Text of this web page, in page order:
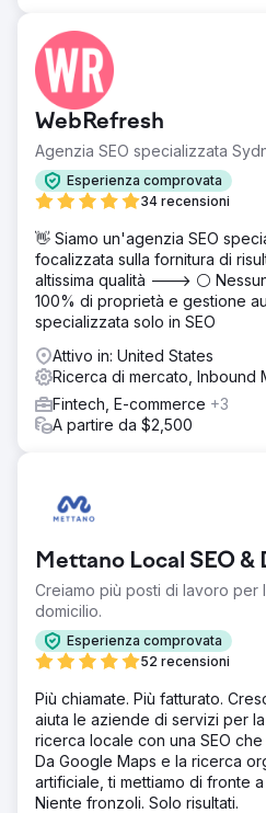
marketing moderno. Implica
posizionamento e
apprendimento rapido,
costante con i clienti. Costruisci
strategicamente, per crescere
Vai alla
WebRefresh
Agenzia SEO specializzata
Esperienza comprovata
34 recensioni
👋 Siamo un'agenzia SEO
focalizzata sulla fornitura di
altissima qualità ---> ⚪
100% di proprietà e gestione
specializzata solo in SEO
Attivo in: United States
Ricerca di mercato, Inbound
Fintech, E-commerce +3
A partire da $2,500
Mettano Local SEO
Creiamo più posti di lavoro per
domicilio.
Esperienza comprovata
52 recensioni
Più chiamate. Più fatturato.
aiuta le aziende di servizi per
ricerca locale con una SEO
Da Google Maps e la ricerca
artificiale, ti mettiamo di fronte
Niente fronzoli. Solo risultati.